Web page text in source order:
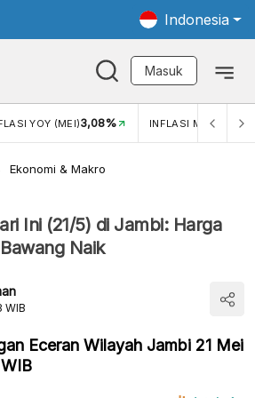
Indonesia
Masuk
YOY (MEI)3,08% INFLASI MOM (MEI)
Ekonomi & Makro
Ini (21/5) di Jambi: Harga
Naik
WIB
Eceran Wilayah Jambi 21 Mei